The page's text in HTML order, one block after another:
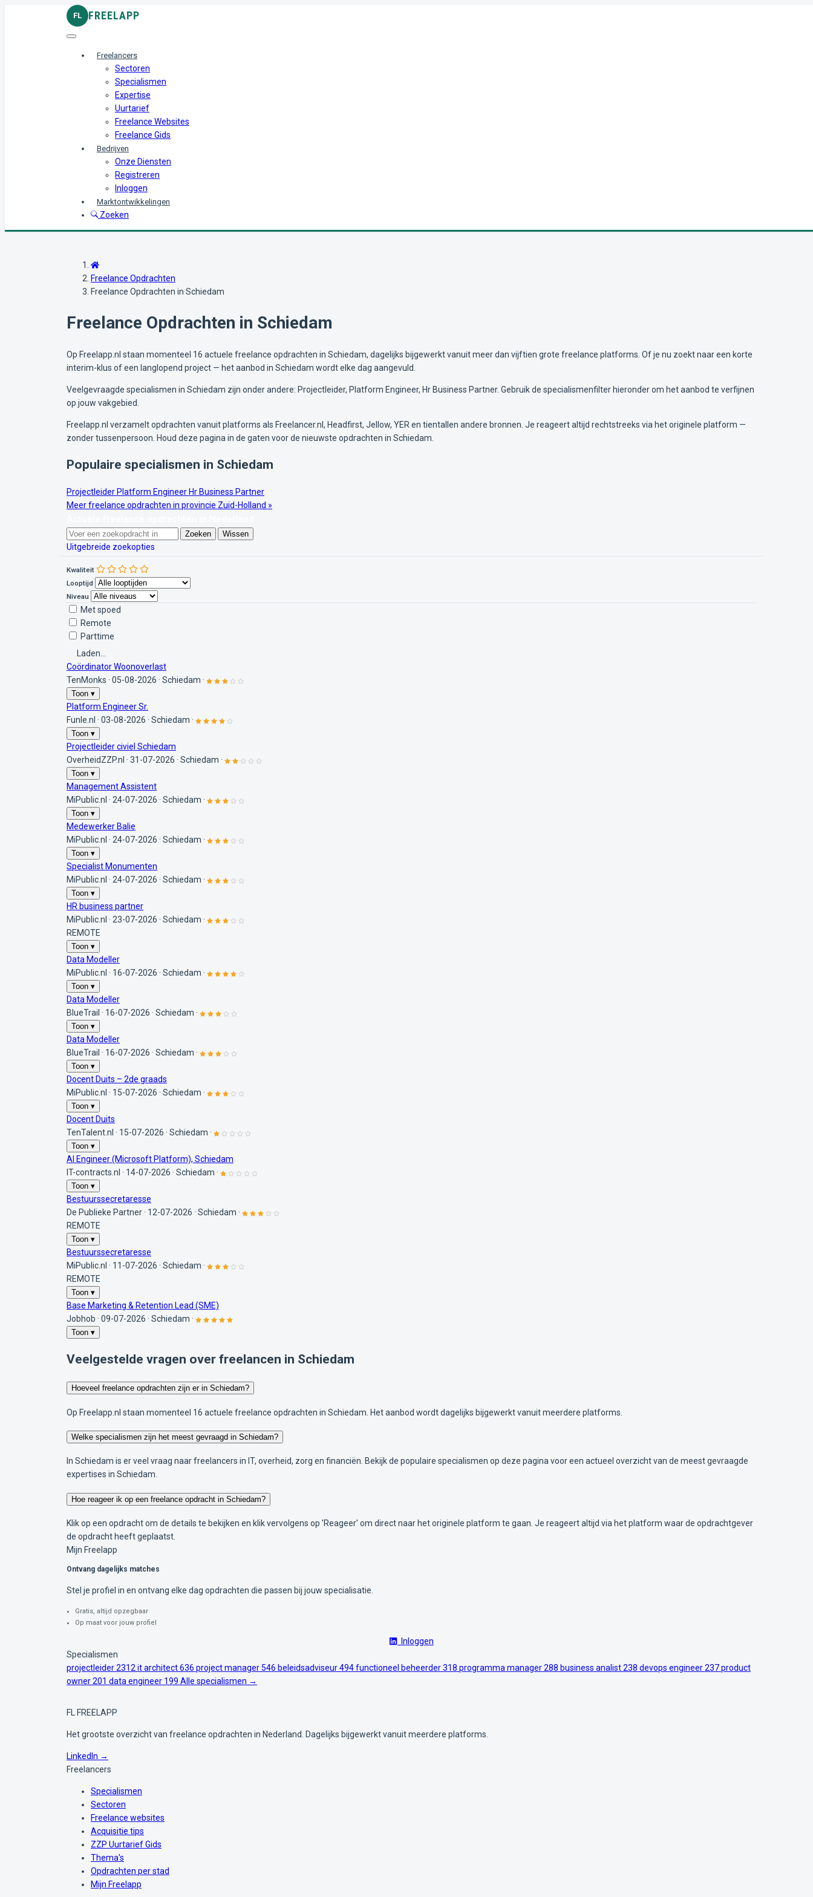
FL FREELAPP
Freelancers
Sectoren
Specialismen
Expertise
Uurtarief
Freelance Websites
Freelance Gids
Bedrijven
Onze Diensten
Registreren
Inloggen
Marktontwikkelingen
Zoeken
Freelance Opdrachten
Freelance Opdrachten in Schiedam
Freelance Opdrachten in Schiedam
Op Freelapp.nl staan momenteel 16 actuele freelance opdrachten in Schiedam, dagelijks bijgewerkt vanuit meer dan vijftien grote freelance platforms. Of je nu zoekt naar een korte
interim-klus of een langlopend project — het aanbod in Schiedam wordt elke dag aangevuld.
Veelgevraagde specialismen in Schiedam zijn onder andere: Projectleider, Platform Engineer, Hr Business Partner. Gebruik de specialismenfilter hieronder om het aanbod te verfijnen
op jouw vakgebied.
Freelapp.nl verzamelt opdrachten vanuit platforms als Freelancer.nl, Headfirst, Jellow, YER en tientallen andere bronnen. Je reageert altijd rechtstreeks via het originele platform —
zonder tussenpersoon. Houd deze pagina in de gaten voor de nieuwste opdrachten in Schiedam.
Populaire specialismen in Schiedam
Projectleider Platform Engineer Hr Business Partner
Meer freelance opdrachten in provincie Zuid-Holland »
Zoeken Wissen
Uitgebreide zoekopties
Kwaliteit
Looptijd
Niveau
Met spoed
Remote
Parttime
Laden...
Coördinator Woonoverlast
TenMonks · 05-08-2026 · Schiedam ·
Toon ▾
Platform Engineer Sr.
Funle.nl · 03-08-2026 · Schiedam ·
Toon ▾
Projectleider civiel Schiedam
OverheidZZP.nl · 31-07-2026 · Schiedam ·
Toon ▾
Management Assistent
MiPublic.nl · 24-07-2026 · Schiedam ·
Toon ▾
Medewerker Balie
MiPublic.nl · 24-07-2026 · Schiedam ·
Toon ▾
Specialist Monumenten
MiPublic.nl · 24-07-2026 · Schiedam ·
Toon ▾
HR business partner
MiPublic.nl · 23-07-2026 · Schiedam ·
REMOTE
Toon ▾
Data Modeller
MiPublic.nl · 16-07-2026 · Schiedam ·
Toon ▾
Data Modeller
BlueTrail · 16-07-2026 · Schiedam ·
Toon ▾
Data Modeller
BlueTrail · 16-07-2026 · Schiedam ·
Toon ▾
Docent Duits – 2de graads
MiPublic.nl · 15-07-2026 · Schiedam ·
Toon ▾
Docent Duits
TenTalent.nl · 15-07-2026 · Schiedam ·
Toon ▾
AI Engineer (Microsoft Platform), Schiedam
IT-contracts.nl · 14-07-2026 · Schiedam ·
Toon ▾
Bestuurssecretaresse
De Publieke Partner · 12-07-2026 · Schiedam ·
REMOTE
Toon ▾
Bestuurssecretaresse
MiPublic.nl · 11-07-2026 · Schiedam ·
REMOTE
Toon ▾
Base Marketing & Retention Lead (SME)
Jobhob · 09-07-2026 · Schiedam ·
Toon ▾
Veelgestelde vragen over freelancen in Schiedam
Hoeveel freelance opdrachten zijn er in Schiedam?
Op Freelapp.nl staan momenteel 16 actuele freelance opdrachten in Schiedam. Het aanbod wordt dagelijks bijgewerkt vanuit meerdere platforms.
Welke specialismen zijn het meest gevraagd in Schiedam?
In Schiedam is er veel vraag naar freelancers in IT, overheid, zorg en financiën. Bekijk de populaire specialismen op deze pagina voor een actueel overzicht van de meest gevraagde
expertises in Schiedam.
Hoe reageer ik op een freelance opdracht in Schiedam?
Klik op een opdracht om de details te bekijken en klik vervolgens op 'Reageer' om direct naar het originele platform te gaan. Je reageert altijd via het platform waar de opdrachtgever
de opdracht heeft geplaatst.
Mijn Freelapp
Ontvang dagelijks matches
Stel je profiel in en ontvang elke dag opdrachten die passen bij jouw specialisatie.
Gratis, altijd opzegbaar
Op maat voor jouw profiel
Inloggen
Specialismen
projectleider2312 it architect636 project manager546 beleidsadviseur494functioneel beheerder318 programma manager288 business analist238 devops engineer237product
owner201 data engineer 199 Alle specialismen →
FL FREELAPP
Het grootste overzicht van freelance opdrachten in Nederland. Dagelijks bijgewerkt vanuit meerdere platforms.
LinkedIn →
Freelancers
Specialismen
Sectoren
Freelance websites
Acquisitie tips
ZZP Uurtarief Gids
Thema's
Opdrachten per stad
Mijn Freelapp